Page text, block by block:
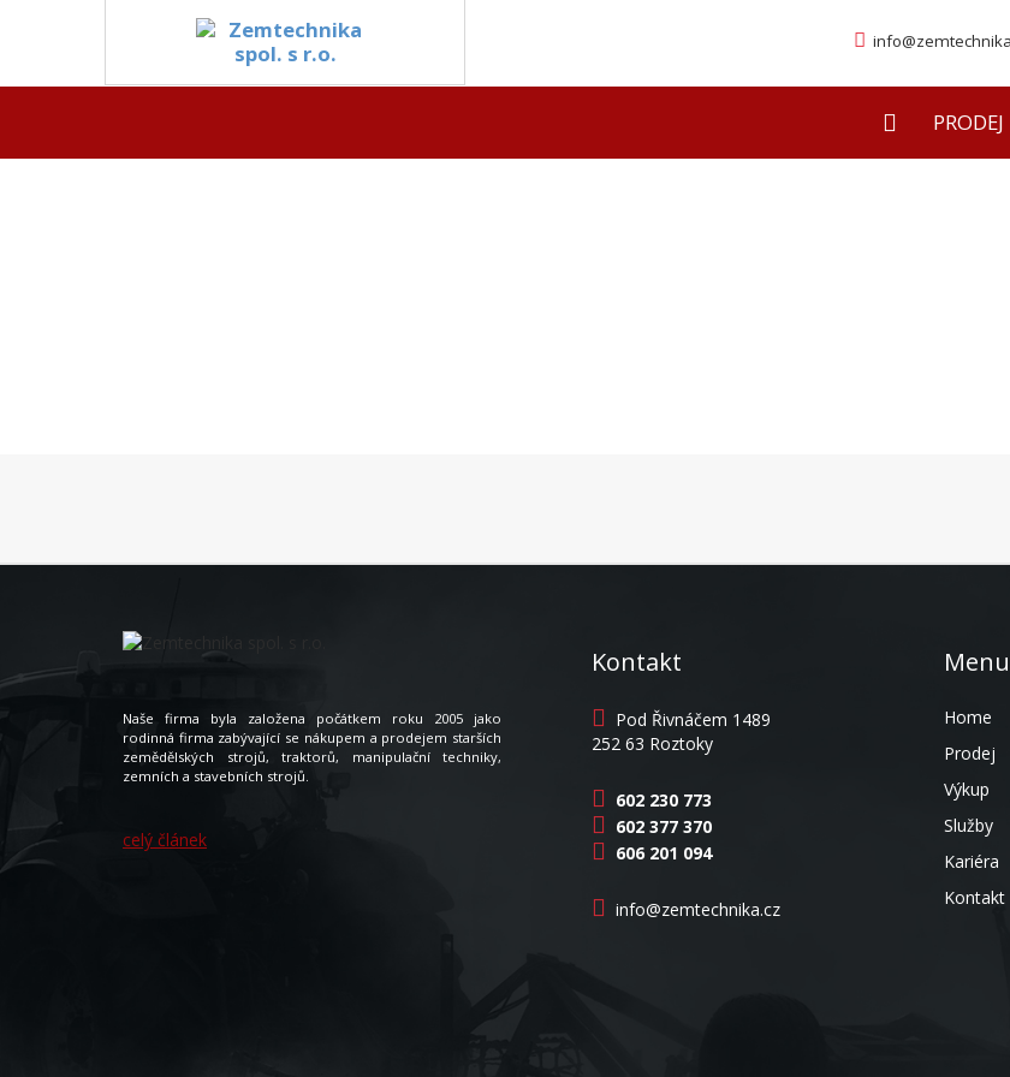
PRODEJ
Naše firma byla založena počátkem roku 2005 jako
rodinná firma zabývající se nákupem a prodejem starších
zemědělských strojů, traktorů, manipulační techniky,
zemních a stavebních strojů.
celý článek
Kontakt
Pod Řivnáčem 1489
252 63 Roztoky
602 230 773
602 377 370
606 201 094
info@zemtechnika.cz
Menu
Home
Prodej
Výkup
Služby
Kariéra
Kontakt